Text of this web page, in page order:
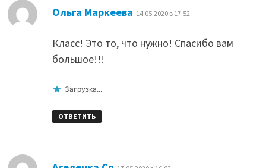
Ольга Маркеева 14.05.2020 в 17:52
Класс! Это то, что нужно! Спасибо вам
большое!!!
Загрузка...
ОТВЕТИТЬ